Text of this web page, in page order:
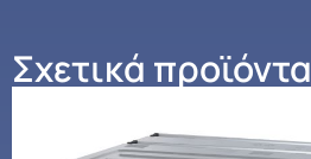
Σχετικά προϊόντα